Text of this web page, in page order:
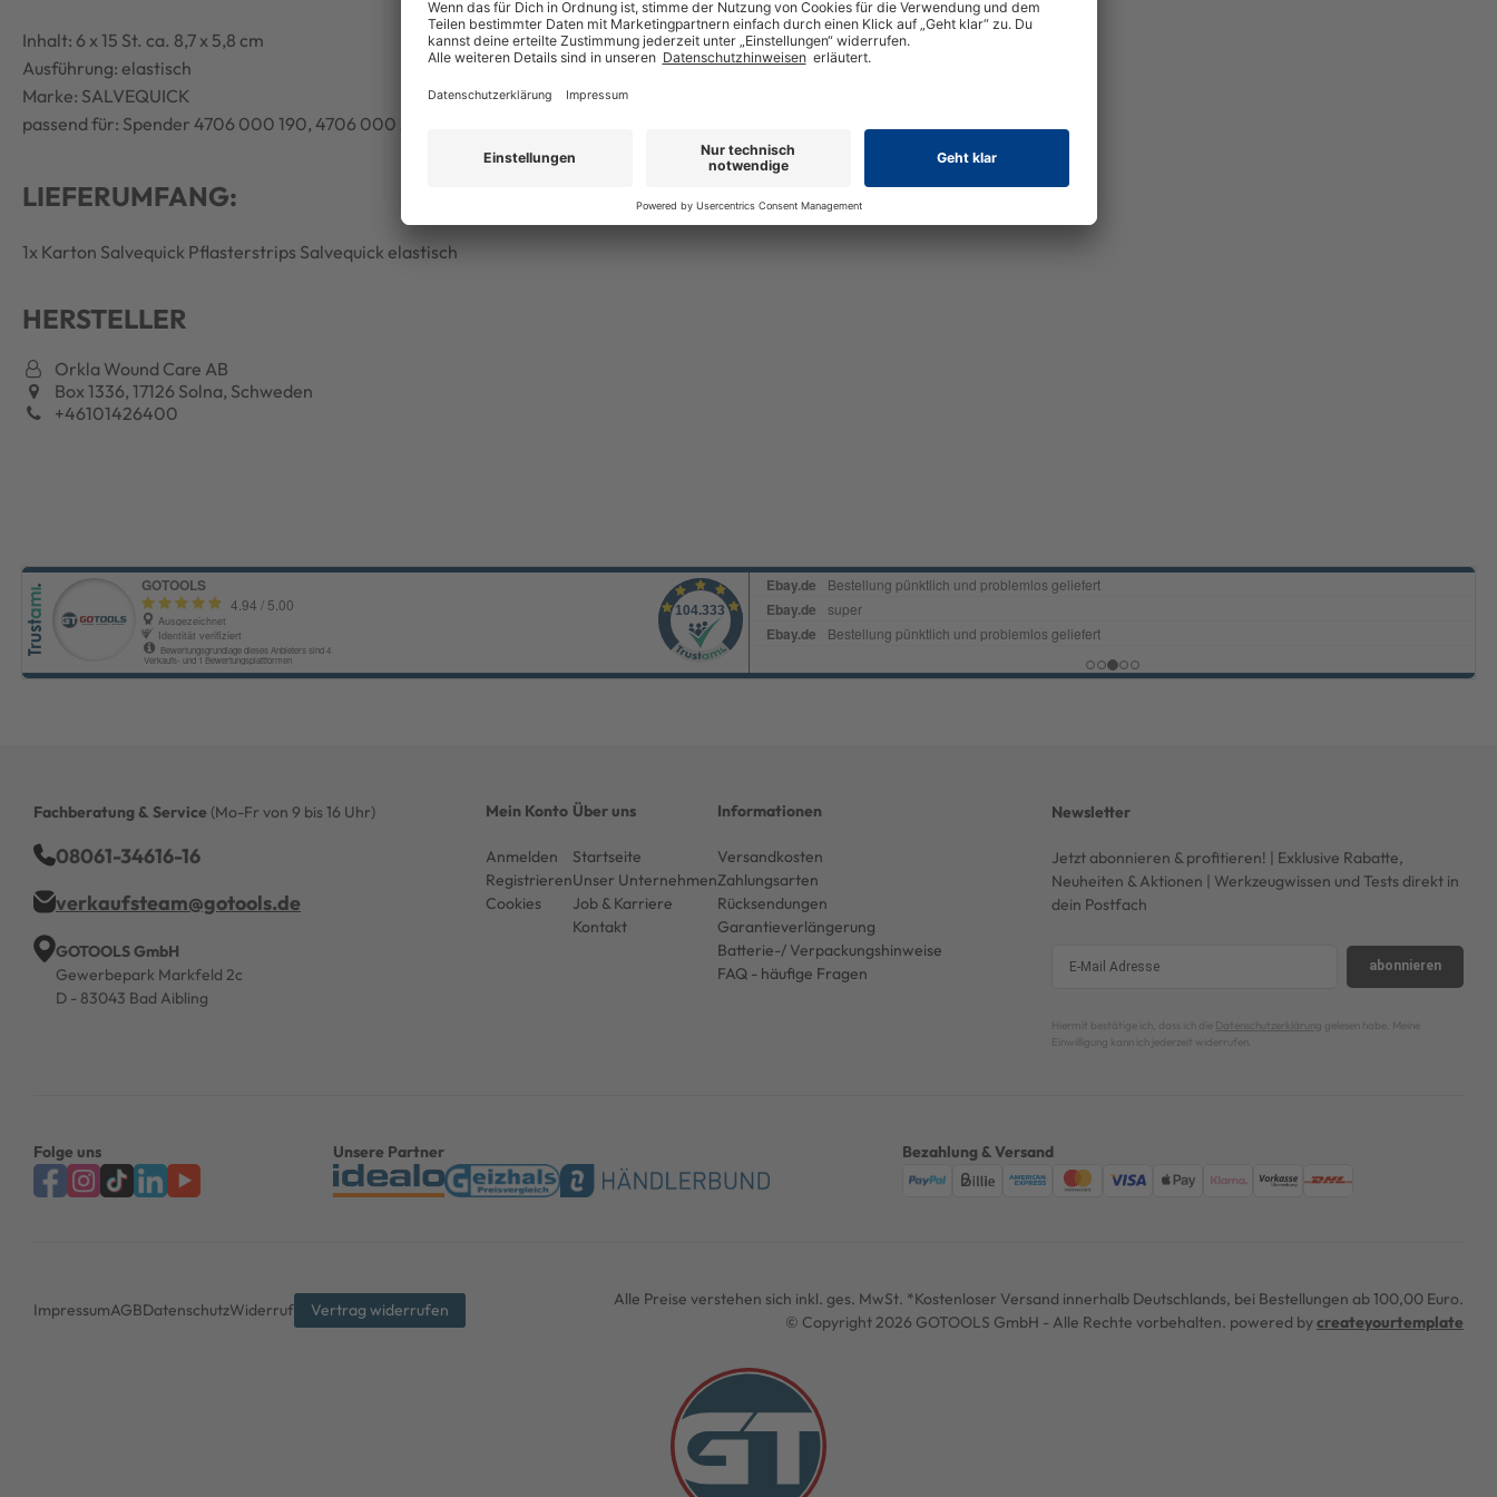
Inhalt: 6 x 15 St. ca. 8,7 x 5,8 cm
Ausführung: elastisch
Marke: SALVEQUICK
passend für: Spender 4706 000 190, 4706 000 235
LIEFERUMFANG:
1x Karton Salvequick Pflasterstrips Salvequick elastisch
HERSTELLER
Orkla Wound Care AB
Box 1336, 17126 Solna, Schweden
+46101426400
Fachberatung & Service (Mo-Fr von 9 bis 16 Uhr)
08061-34616-16
verkaufsteam@gotools.de
GOTOOLS GmbH
Gewerbepark Markfeld 2c
D - 83043 Bad Aibling
Mein Konto
Anmelden
Registrieren
Cookies
Über uns
Startseite
Unser Unternehmen
Job & Karriere
Kontakt
Informationen
Versandkosten
Zahlungsarten
Rücksendungen
Garantieverlängerung
Batterie-/ Verpackungshinweise
FAQ - häufige Fragen
Newsletter
Jetzt abonnieren & profitieren! | Exklusive Rabatte,
Neuheiten & Aktionen | Werkzeugwissen und Tests direkt in
dein Postfach
abonnieren
Hiermit bestätige ich, dass ich die Datenschutzerklärung gelesen habe. Meine
Einwilligung kann ich jederzeit widerrufen.
Folge uns Unsere Partner Bezahlung & Versand
ImpressumAGBDatenschutzWiderruf Vertrag widerrufen
Alle Preise verstehen sich inkl. ges. MwSt. *Kostenloser Versand innerhalb Deutschlands, bei Bestellungen ab 100,00 Euro.
© Copyright 2026 GOTOOLS GmbH - Alle Rechte vorbehalten. powered bycreateyourtemplate